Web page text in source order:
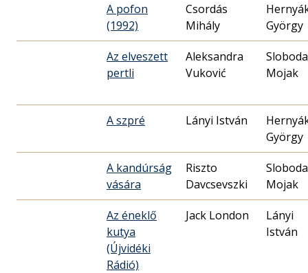
A pofon
(1992)
Csordás
Mihály
György
Az elveszett
pertli
Aleksandra
Vuković
Mojak
A szpré Lányi István
György
A kandúrság
vására
Riszto
Davcsevszki
Mojak
Az éneklő
kutya
(Újvidéki
Rádió)
Jack London
Lányi
István